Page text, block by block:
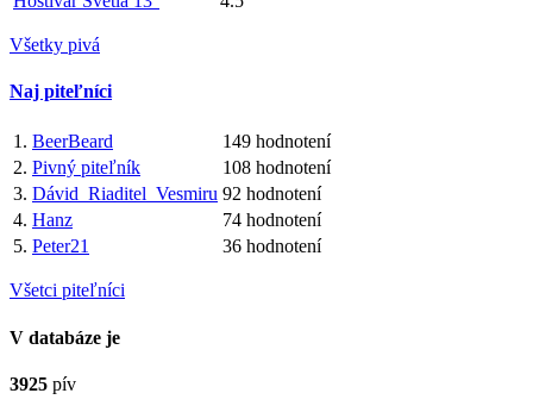
Všetky pivá
Naj piteľníci
1. BeerBeard
149 hodnotení
2. Pivný piteľník
108 hodnotení
3. Dávid_Riaditel_Vesmiru 92 hodnotení
4. Hanz
74 hodnotení
5. Peter21 36 hodnotení
Všetci piteľníci
V databáze je
3925 pív